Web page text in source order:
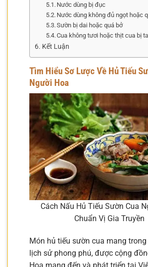
Nước dùng bị đục
Nước dùng không đủ ngọt hoặc
Sườn bị dai hoặc quá bở
Cua không tươi hoặc thịt cua bị
Kết Luận
Tìm Hiểu Sơ Lược Về Hủ Tiếu
Người Hoa
Cách Nấu Hủ Tiếu Sườn Cua
Chuẩn Vị Gia Truyền
Món hủ tiếu sườn cua mang
lịch sử phong phú, được cộng